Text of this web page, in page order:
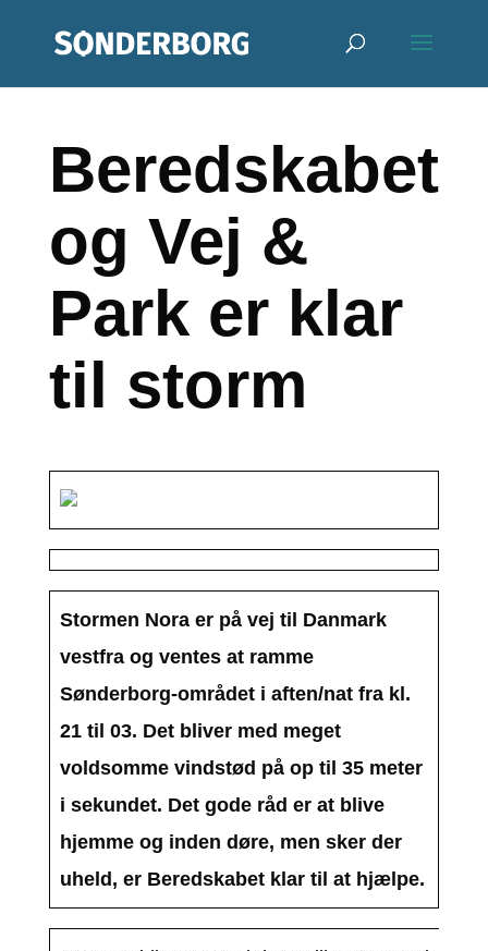
Beredskabet
og Vej &
Park er klar
til storm
Stormen Nora er på vej til Danmark
vestfra og ventes at ramme
Sønderborg-området i aften/nat fra kl.
21 til 03. Det bliver med meget
voldsomme vindstød på op til 35 meter
i sekundet. Det gode råd er at blive
hjemme og inden døre, men sker der
uheld, er Beredskabet klar til at hjælpe.